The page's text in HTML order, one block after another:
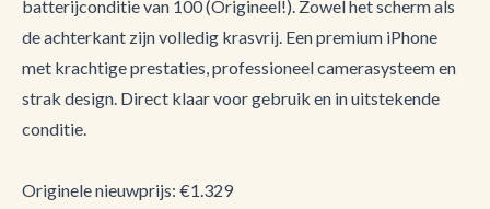
batterijconditie van 100 (Origineel!). Zowel het scherm als
de achterkant zijn volledig krasvrij. Een premium iPhone
met krachtige prestaties, professioneel camerasysteem en
strak design. Direct klaar voor gebruik en in uitstekende
conditie.
Originele nieuwprijs: €1.329